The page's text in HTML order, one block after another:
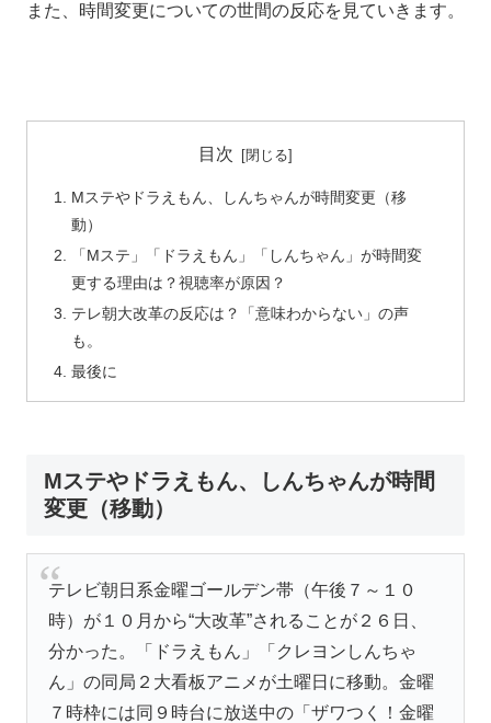
また、時間変更についての世間の反応を見ていきます。
目次
Mステやドラえもん、しんちゃんが時間変更（移
動）
「Mステ」「ドラえもん」「しんちゃん」が時間変
更する理由は？視聴率が原因？
テレ朝大改革の反応は？「意味わからない」の声
も。
最後に
Mステやドラえもん、しんちゃんが時間
変更（移動）
テレビ朝日系金曜ゴールデン帯（午後７～１０
時）が１０月から“大改革”されることが２６日、
分かった。「ドラえもん」「クレヨンしんちゃ
ん」の同局２大看板アニメが土曜日に移動。金曜
７時枠には同９時台に放送中の「ザワつく！金曜